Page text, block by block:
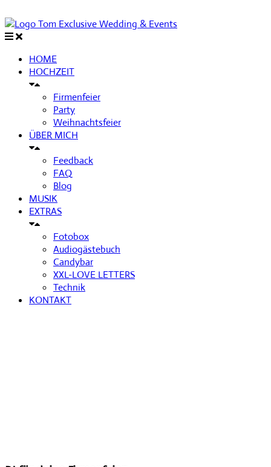
HOME
HOCHZEIT
Firmenfeier
Party
Weihnachtsfeier
ÜBER MICH
Feedback
FAQ
Blog
MUSIK
EXTRAS
Fotobox
Audiogästebuch
Candybar
XXL-LOVE LETTERS
Technik
KONTAKT